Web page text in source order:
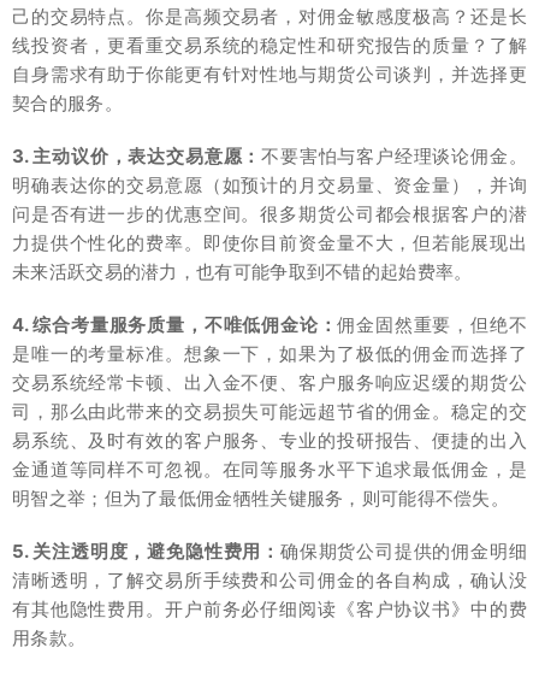
己的交易特点。你是高频交易者，对佣金敏感度极高？还是长
线投资者，更看重交易系统的稳定性和研究报告的质量？了解
自身需求有助于你能更有针对性地与期货公司谈判，并选择更
契合的服务。
3. 主动议价，表达交易意愿：不要害怕与客户经理谈论佣金。
明确表达你的交易意愿（如预计的月交易量、资金量），并询
问是否有进一步的优惠空间。很多期货公司都会根据客户的潜
力提供个性化的费率。即使你目前资金量不大，但若能展现出
未来活跃交易的潜力，也有可能争取到不错的起始费率。
4. 综合考量服务质量，不唯低佣金论：佣金固然重要，但绝不
是唯一的考量标准。想象一下，如果为了极低的佣金而选择了
交易系统经常卡顿、出入金不便、客户服务响应迟缓的期货公
司，那么由此带来的交易损失可能远超节省的佣金。稳定的交
易系统、及时有效的客户服务、专业的投研报告、便捷的出入
金通道等同样不可忽视。在同等服务水平下追求最低佣金，是
明智之举；但为了最低佣金牺牲关键服务，则可能得不偿失。
5. 关注透明度，避免隐性费用： 确保期货公司提供的佣金明细
清晰透明，了解交易所手续费和公司佣金的各自构成，确认没
有其他隐性费用。开户前务必仔细阅读《客户协议书》中的费
用条款。